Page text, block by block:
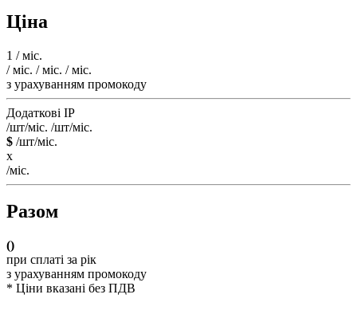
Ціна
1 / міс.
/ міс. / міс. / міс.
з урахуванням промокоду
Додаткові IP
/шт/міс. /шт/міс.
$ /шт/міс.
x
/міс.
Разом
()
при сплаті за рік
з урахуванням промокоду
* Ціни вказані без ПДВ